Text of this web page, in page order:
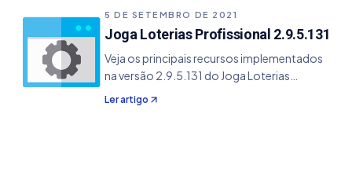
5 DE SETEMBRO DE 2021
Joga Loterias Profissional 2.9.5.131
Veja os principais recursos implementados
na versão 2.9.5.131 do Joga Loterias
Profissional. - Inclusão dos jogos de 19 e 20
pontos para a Lotofácil.
Ler artigo